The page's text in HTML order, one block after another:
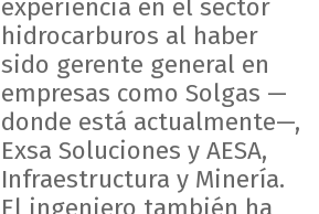
experiencia en el sector
hidrocarburos al haber
sido gerente general en
empresas como Solgas —
donde está actualmente—,
Exsa Soluciones y AESA,
Infraestructura y Minería.
El ingeniero también ha